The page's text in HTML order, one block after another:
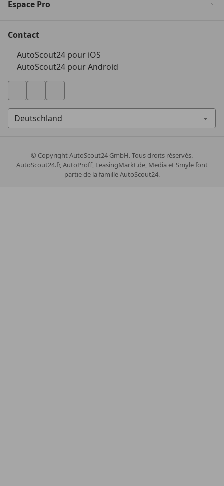
Espace Pro
Contact
AutoScout24 pour iOS
AutoScout24 pour Android
© CopyrightAutoScout24 GmbH. Tous droits réservés.
AutoScout24.fr, AutoProff, LeasingMarkt.de, Media et Smyle font
partie de la famille AutoScout24.